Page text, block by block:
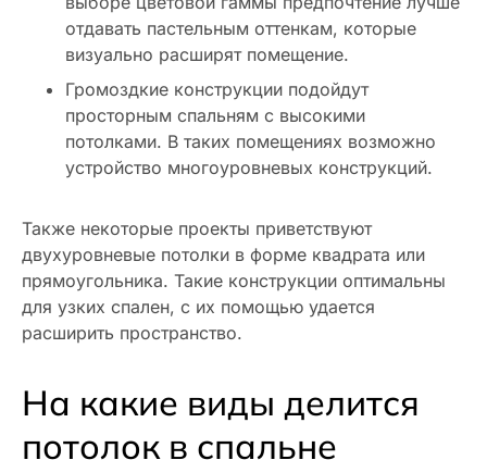
отдавать пастельным оттенкам, которые
визуально расширят помещение.
Громоздкие конструкции подойдут
просторным спальням с высокими
потолками. В таких помещениях возможно
устройство многоуровневых конструкций.
Также некоторые проекты приветствуют
двухуровневые потолки в форме квадрата или
прямоугольника. Такие конструкции оптимальны
для узких спален, с их помощью удается
расширить пространство.
На какие виды делится
потолок в спальне